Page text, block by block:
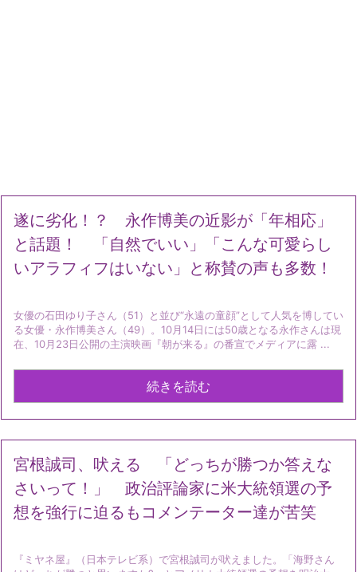
遂に劣化！？ 永作博美の近影が「年相応」
と話題！ 「自然でいい」「こんな可愛らし
いアラフィフはいない」と称賛の声も多数！
女優の石田ゆり子さん（51）と並び“永遠の童顔”として人気を博してい
る女優・永作博美さん（49）。10月14日には50歳となる永作さんは現
在、10月23日公開の主演映画『朝が来る』の番宣でメディアに露 ...
続きを読む
宮根誠司、吠える 「どっちが勝つか答えな
さいって！」 政治評論家に米大統領選の予
想を強行に迫るもコメンテーター達が苦笑
『ミヤネ屋』（日本テレビ系）で宮根誠司が吠えました。「海野さん